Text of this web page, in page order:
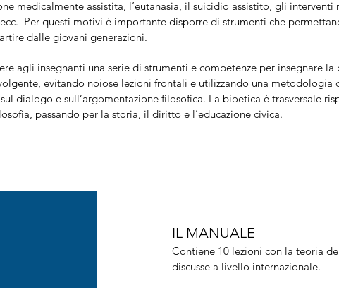
medicalmente assistita, l’eutanasia, il suicidio assistito, gli
Per questi motivi è importante disporre di strumenti che
dalle giovani generazioni.
agli insegnanti una serie di strumenti e competenze per insegnare
evitando noiose lezioni frontali e utilizzando una metodologia
dialogo e sull’argomentazione filosofica. La bioetica è trasversale
passando per la storia, il diritto e l’educazione civica.
IL MANUALE
Contiene 10 lezioni con la teoria
discusse a livello internazionale.